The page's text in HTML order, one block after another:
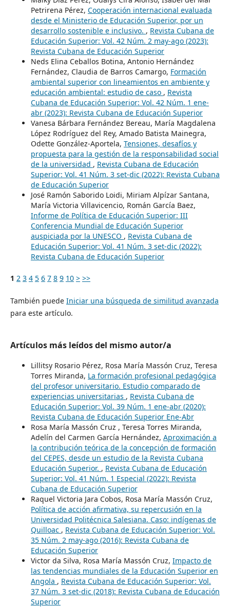
Petrirena Pérez, Cooperación internacional evaluada
desde el Ministerio de Educación Superior, por un
desarrollo sostenible e inclusivo. , Revista Cubana de
Educación Superior: Vol. 42 Núm. 2 may-ago (2023):
Revista Cubana de Educación Superior
Neds Elina Ceballos Botina, Antonio Hernández
Fernández, Claudia de Barros Camargo, Formación
ambiental superior con lineamientos en ambiente y
educación ambiental: estudio de caso , Revista
Cubana de Educación Superior: Vol. 42 Núm. 1 ene-
abr (2023): Revista Cubana de Educación Superior
Vanesa Bárbara Fernández Bereau, María Magdalena
López Rodríguez del Rey, Amado Batista Mainegra,
Odette González-Aportela, Tensiones, desafíos y
propuesta para la gestión de la responsabilidad social
de la universidad , Revista Cubana de Educación
Superior: Vol. 41 Núm. 3 set-dic (2022): Revista Cubana
de Educación Superior
José Ramón Saborido Loidi, Miriam Alpízar Santana,
María Victoria Villavicencio, Román García Baez,
Informe de Política de Educación Superior: III
Conferencia Mundial de Educación Superior
auspiciada por la UNESCO , Revista Cubana de
Educación Superior: Vol. 41 Núm. 3 set-dic (2022):
Revista Cubana de Educación Superior
1 2 3 4 5 6 7 8 9 10 > >>
También puede Iniciar una búsqueda de similitud avanzada
para este artículo.
Artículos más leídos del mismo autor/a
Lillitsy Rosario Pérez, Rosa María Massón Cruz, Teresa
Torres Miranda, La formación profesional pedagógica
del profesor universitario. Estudio comparado de
experiencias universitarias , Revista Cubana de
Educación Superior: Vol. 39 Núm. 1 ene-abr (2020):
Revista Cubana de Educación Superior Ene-Abr
Rosa María Massón Cruz , Teresa Torres Miranda,
Adelín del Carmen García Hernández, Aproximación a
la contribución teórica de la concepción de formación
del CEPES, desde un estudio de la Revista Cubana
Educación Superior. , Revista Cubana de Educación
Superior: Vol. 41 Núm. 1 Especial (2022): Revista
Cubana de Educación Superior
Raquel Victoria Jara Cobos, Rosa María Massón Cruz,
Política de acción afirmativa, su repercusión en la
Universidad Politécnica Salesiana. Caso: indígenas de
Quilloac , Revista Cubana de Educación Superior: Vol.
35 Núm. 2 may-ago (2016): Revista Cubana de
Educación Superior
Victor da Silva, Rosa María Massón Cruz, Impacto de
las tendencias mundiales de la Educación Superior en
Angola , Revista Cubana de Educación Superior: Vol.
37 Núm. 3 set-dic (2018): Revista Cubana de Educación
Superior